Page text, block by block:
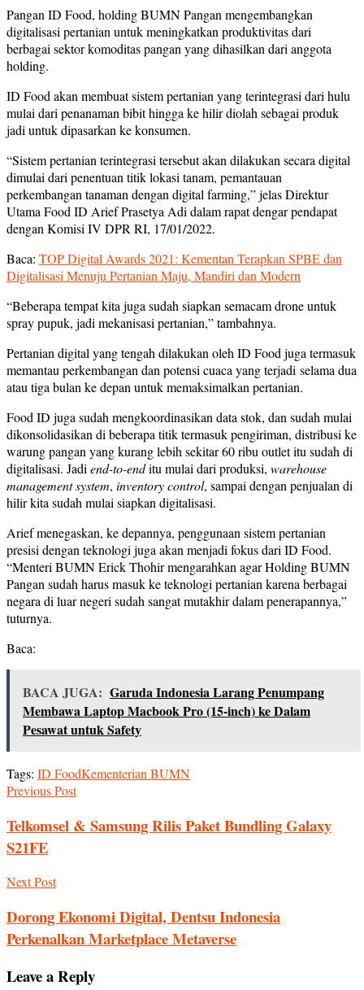
Pangan ID Food, holding BUMN Pangan mengembangkan
digitalisasi pertanian untuk meningkatkan produktivitas dari
berbagai sektor komoditas pangan yang dihasilkan dari anggota
holding.
ID Food akan membuat sistem pertanian yang terintegrasi dari hulu
mulai dari penanaman bibit hingga ke hilir diolah sebagai produk
jadi untuk dipasarkan ke konsumen.
“Sistem pertanian terintegrasi tersebut akan dilakukan secara digital
dimulai dari penentuan titik lokasi tanam, pemantauan
perkembangan tanaman dengan digital farming,” jelas Direktur
Utama Food ID Arief Prasetya Adi dalam rapat dengar pendapat
dengan Komisi IV DPR RI, 17/01/2022.
Baca: TOP Digital Awards 2021: Kementan Terapkan SPBE dan
Digitalisasi Menuju Pertanian Maju, Mandiri dan Modern
“Beberapa tempat kita juga sudah siapkan semacam drone untuk
spray pupuk, jadi mekanisasi pertanian,” tambahnya.
Pertanian digital yang tengah dilakukan oleh ID Food juga termasuk
memantau perkembangan dan potensi cuaca yang terjadi selama dua
atau tiga bulan ke depan untuk memaksimalkan pertanian.
Food ID juga sudah mengkoordinasikan data stok, dan sudah mulai
dikonsolidasikan di beberapa titik termasuk pengiriman, distribusi ke
warung pangan yang kurang lebih sekitar 60 ribu outlet itu sudah di
digitalisasi. Jadi end-to-enditu mulai dari produksi, warehouse
management system, inventory control, sampai dengan penjualan di
hilir kita sudah mulai siapkan digitalisasi.
Arief menegaskan, ke depannya, penggunaan sistem pertanian
presisi dengan teknologi juga akan menjadi fokus dari ID Food.
“Menteri BUMN Erick Thohir mengarahkan agar Holding BUMN
Pangan sudah harus masuk ke teknologi pertanian karena berbagai
negara di luar negeri sudah sangat mutakhir dalam penerapannya,”
tuturnya.
Baca:
BACA JUGA: Garuda Indonesia Larang Penumpang
Membawa Laptop Macbook Pro (15-inch) ke Dalam
Pesawat untuk Safety
Tags: ID FoodKementerian BUMN
Previous Post
Telkomsel & Samsung Rilis Paket Bundling Galaxy
S21FE
Next Post
Dorong Ekonomi Digital, Dentsu Indonesia
Perkenalkan Marketplace Metaverse
Leave a Reply